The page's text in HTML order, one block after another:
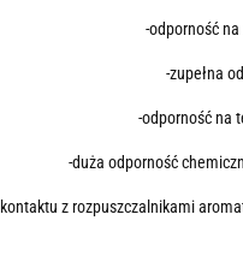
-odporność
-zupełna
-odporność na
-duża odporność
z rozpuszczalnikami